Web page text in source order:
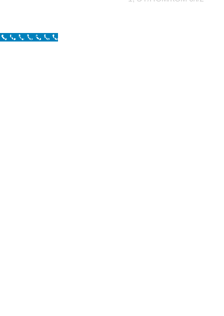
Call Now Button